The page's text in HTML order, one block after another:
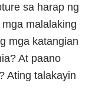
sa harap ng
malalaking
mga katangian
At paano
Ating talakayin